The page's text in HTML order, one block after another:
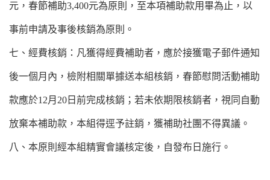
元，春節補助3,400元為原則，至本項補助款用畢為止，以
事前申請及事後核銷為原則。
七 、經費核銷：凡獲得經費補助者，應於接獲電子郵件通知
後一個月內，檢附相關單據送本組核銷，春節慰問活動補助
款應於12月20日前完成核銷；若未依期限核銷者，視同自動
放棄本補助款，本組得逕予註銷，獲補助社團不得異議。
八、本原則經本組精實會議核定後，自發布日施行。